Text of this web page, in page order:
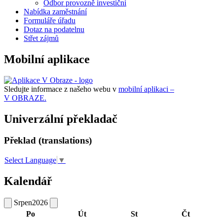
Odbor provozně investiční
Nabídka zaměstnání
Formuláře úřadu
Dotaz na podatelnu
Střet zájmů
Mobilní aplikace
Sledujte informace z našeho webu v mobilní aplikaci –
V OBRAZE.
Univerzální překladač
Překlad (translations)
Select Language ▼
Kalendář
Srpen2026
Po
Út St Čt